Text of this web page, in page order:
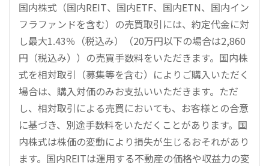
国内株式（国内REIT、国内ETF、国内ETN、国内イン
フラファンドを含む）の売買取引には、約定代金に対
し最大1.43％（税込み）（20万円以下の場合は2,860
円（税込み））の売買手数料をいただきます。国内株
式を相対取引（募集等を含む）によりご購入いただく
場合は、購入対価のみお支払いいただきます。ただ
し、相対取引による売買においても、お客様との合意
に基づき、別途手数料をいただくことがあります。国
内株式は株価の変動により損失が生じるおそれがあり
ます。国内REITは運用する不動産の価格や収益力の変